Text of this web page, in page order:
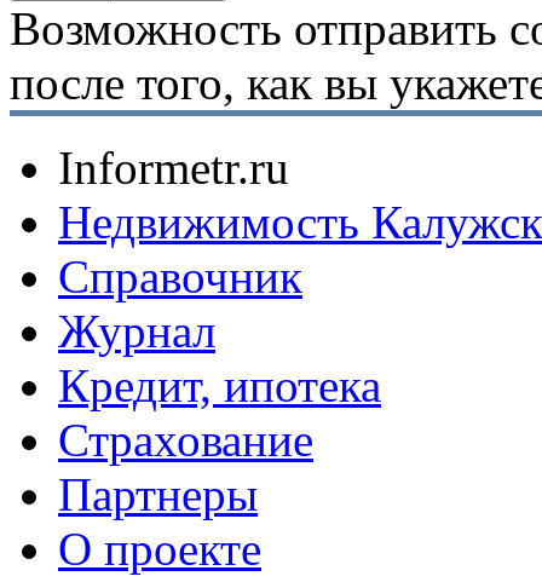
Возможность отправить
после того, как вы
Informetr.ru
Недвижимость
Справочник
Журнал
Кредит, ипотека
Страхование
Партнеры
O проекте